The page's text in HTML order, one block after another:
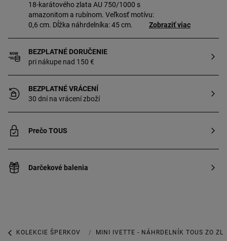
18-karátového zlata AU 750/1000 s
amazonitom a rubínom. Veľkosť motívu:
0,6 cm. Dĺžka náhrdelníka: 45 cm.
Zobraziť viac
BEZPLATNÉ DORUČENIE
pri nákupe nad 150 €
BEZPLATNÉ VRÁCENÍ
30 dní na vrácení zboží
Prečo TOUS
Darčekové balenia
KOLEKCIE ŠPERKOV KOLEKCIA IVETTE
MINI IVETTE - NÁHRDELNÍK TOUS ZO